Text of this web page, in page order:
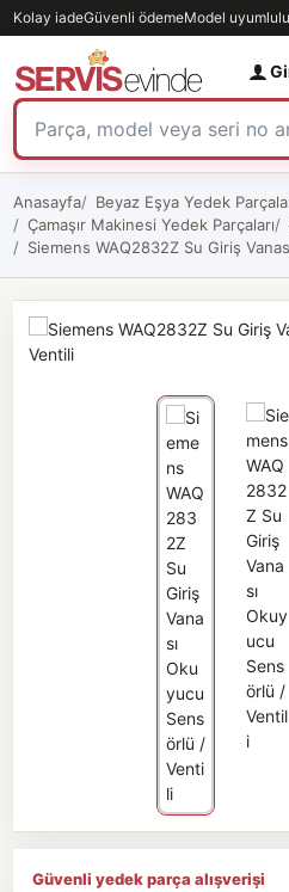
Kolay iadeGüvenli ödemeModel
Anasayfa
Beyaz Eşya Yedek
Çamaşır Makinesi Yedek Parçaları
Siemens WAQ2832Z Su Giriş
Güvenli yedek parça alışverişi